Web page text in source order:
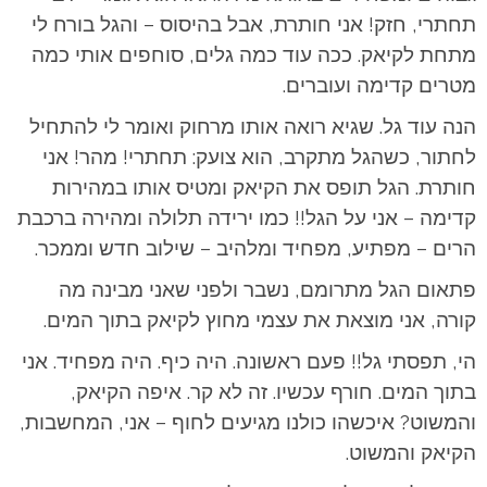
תחתרי, חזק! אני חותרת, אבל בהיסוס – והגל בורח לי
מתחת לקיאק. ככה עוד כמה גלים, סוחפים אותי כמה
מטרים קדימה ועוברים.
הנה עוד גל. שגיא רואה אותו מרחוק ואומר לי להתחיל
לחתור, כשהגל מתקרב, הוא צועק: תחתרי! מהר! אני
חותרת. הגל תופס את הקיאק ומטיס אותו במהירות
קדימה – אני על הגל!! כמו ירידה תלולה ומהירה ברכבת
הרים – מפתיע, מפחיד ומלהיב – שילוב חדש וממכר.
פתאום הגל מתרומם, נשבר ולפני שאני מבינה מה
קורה, אני מוצאת את עצמי מחוץ לקיאק בתוך המים.
הי, תפסתי גל!! פעם ראשונה. היה כיף. היה מפחיד. אני
בתוך המים. חורף עכשיו. זה לא קר. איפה הקיאק,
והמשוט? איכשהו כולנו מגיעים לחוף – אני, המחשבות,
הקיאק והמשוט.